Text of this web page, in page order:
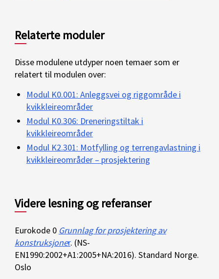
Relaterte moduler
Disse modulene utdyper noen temaer som er
relatert til modulen over:
Modul K0.001: Anleggsvei og riggområde i
kvikkleireområder
Modul K0.306: Dreneringstiltak i
kvikkleireområder
Modul K2.301: Motfylling og terrengavlastning i
kvikkleireområder – prosjektering
Videre lesning og referanser
Eurokode 0 Grunnlag for prosjektering av
konstruksjoner. (NS-
EN1990:2002+A1:2005+NA:2016). Standard Norge.
Oslo